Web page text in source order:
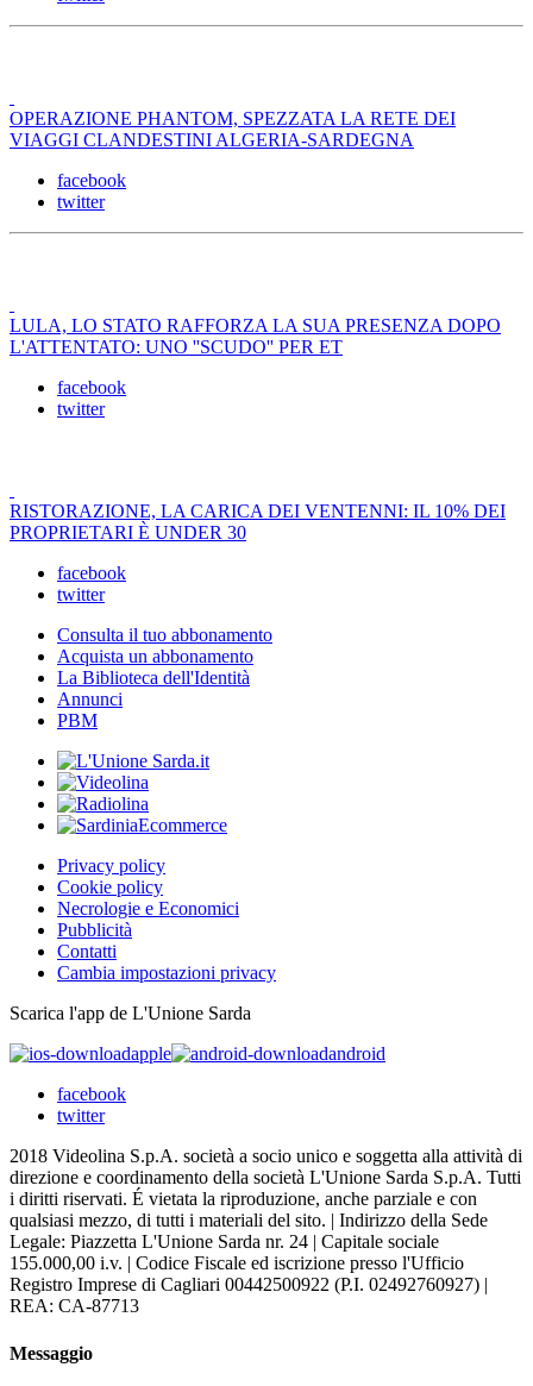
OPERAZIONE PHANTOM, SPEZZATA LA RETE DEI
VIAGGI CLANDESTINI ALGERIA-SARDEGNA
facebook
twitter
LULA, LO STATO RAFFORZA LA SUA PRESENZA DOPO
L'ATTENTATO: UNO ''SCUDO'' PER ET
facebook
twitter
RISTORAZIONE, LA CARICA DEI VENTENNI: IL 10% DEI
PROPRIETARI È UNDER 30
facebook
twitter
Consulta il tuo abbonamento
Acquista un abbonamento
La Biblioteca dell'Identità
Annunci
PBM
Privacy policy
Cookie policy
Necrologie e Economici
Pubblicità
Contatti
Cambia impostazioni privacy
Scarica l'app de L'Unione Sarda
apple
android
facebook
twitter
2018 Videolina S.p.A. società a socio unico e soggetta alla attività di
direzione e coordinamento della società L'Unione Sarda S.p.A. Tutti
i diritti riservati. É vietata la riproduzione, anche parziale e con
qualsiasi mezzo, di tutti i materiali del sito. | Indirizzo della Sede
Legale: Piazzetta L'Unione Sarda nr. 24 | Capitale sociale
155.000,00 i.v. | Codice Fiscale ed iscrizione presso l'Ufficio
Registro Imprese di Cagliari 00442500922 (P.I. 02492760927) |
REA: CA-87713
Messaggio